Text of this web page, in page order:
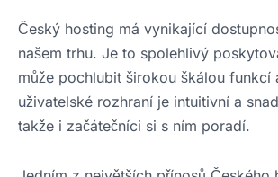
Český hosting má vynikající
našem trhu. Je to spolehlivý
může pochlubit širokou škálou funkcí
uživatelské rozhraní je intuitivní a
takže i začátečníci si s ním poradí.